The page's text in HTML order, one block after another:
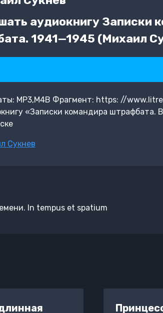
аудиокнигу Записки
1941—1945 (Михаил
MP3,M4B Фрагмент: https: //
«Записки командира штрафбата.
Сукнев
In tempus et spatium